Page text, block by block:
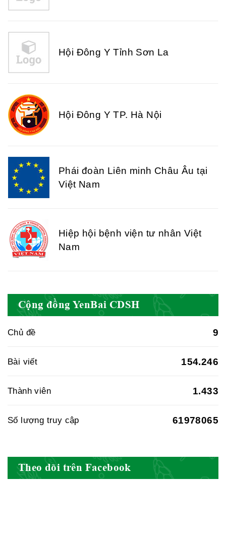
Hội Đông Y Tỉnh Sơn La
Hội Đông Y TP. Hà Nội
Phái đoàn Liên minh Châu Âu tại
Việt Nam
Hiệp hội bệnh viện tư nhân Việt
Nam
Cục quản lý y dược cổ truyền -
BYT
Hiệp hội doanh nghiệp dược Việt
Hội Đông Y Việt Nam
Cộng đồng YenBai CDSH
Chủ đề 9
Bài viết 154.246
Thành viên 1.433
Số lượng truy cập 61978065
Theo dõi trên Facebook